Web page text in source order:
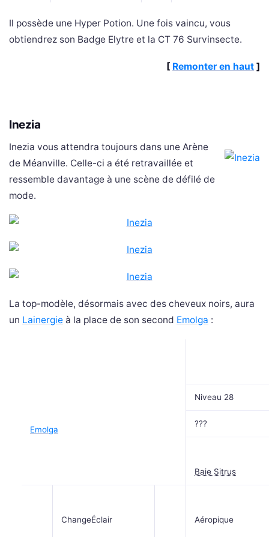
Il possède une Hyper Potion. Une fois vaincu, vous
obtiendrez son Badge Elytre et la CT 76 Survinsecte.
[ Remonter en haut ]
Inezia
Inezia vous attendra toujours dans une Arène
de Méanville. Celle-ci a été retravaillée et
ressemble davantage à une scène de défilé de
mode.
La top-modèle, désormais avec des cheveux noirs, aura
un Lainergie à la place de son second Emolga :
Emolga
Niveau 28
???
Baie Sitrus
ChangeÉclair Aéropique